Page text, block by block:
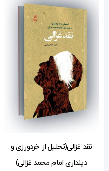
هم قدم با مهتاب: مسئولیت
پذیری طلاب در قبال نظام